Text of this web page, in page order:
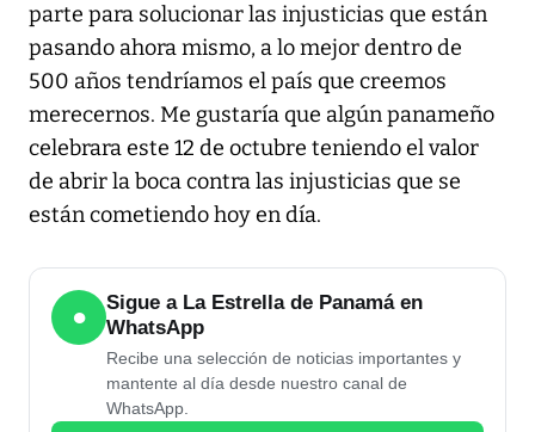
parte para solucionar las injusticias que están
pasando ahora mismo, a lo mejor dentro de
500 años tendríamos el país que creemos
merecernos. Me gustaría que algún panameño
celebrara este 12 de octubre teniendo el valor
de abrir la boca contra las injusticias que se
están cometiendo hoy en día.
●
Sigue a La Estrella de Panamá en
WhatsApp
Recibe una selección de noticias importantes y
mantente al día desde nuestro canal de
WhatsApp.